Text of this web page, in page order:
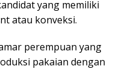
yang memiliki
atau konveksi.
perempuan yang
pakaian dengan